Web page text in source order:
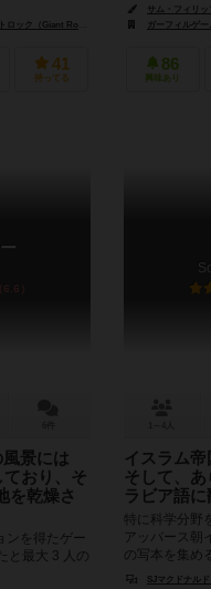
ック（Giant Roc） モサイコ・ジョーゴス
41
持ってる
サム・フィリッ
ガーフィルゲー
86
興味あり
6.6
景には
おり、そ
を乾燥さ
ンを得たゲー
と最大 3 人の
の役割を果
イスラム帝
そして、
ラビア語に
特に科学分野
アッバース朝
の写本を集め
アラビア語に
SJマクドナル